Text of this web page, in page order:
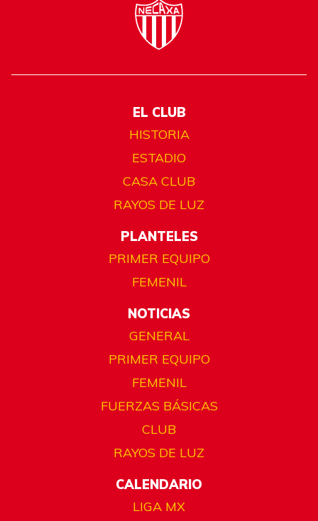
EL CLUB
HISTORIA
ESTADIO
CASA CLUB
RAYOS DE LUZ
PLANTELES
PRIMER EQUIPO
FEMENIL
NOTICIAS
GENERAL
PRIMER EQUIPO
FEMENIL
FUERZAS BÁSICAS
CLUB
RAYOS DE LUZ
CALENDARIO
LIGA MX